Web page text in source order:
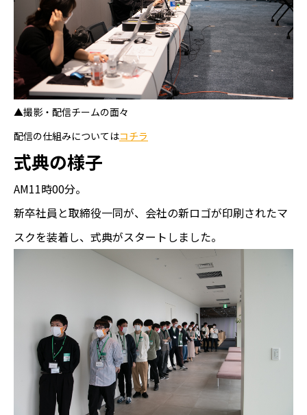
▲撮影・配信チームの面々
配信の仕組みについてはコチラ
式典の様子
AM11時00分。
新卒社員と取締役一同が、会社の新ロゴが印刷されたマ
スクを装着し、式典がスタートしました。